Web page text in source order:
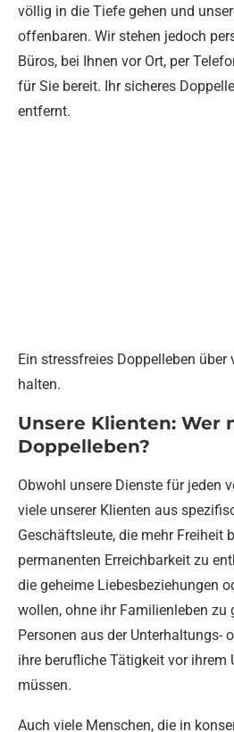
völlig in die Tiefe gehen und
offenbaren. Wir stehen jedoch
Büros, bei Ihnen vor Ort, per
für Sie bereit. Ihr sicheres
entfernt.
Ein stressfreies Doppelleben über
halten.
Unsere Klienten: Wer
Doppelleben?
Obwohl unsere Dienste für jeden
viele unserer Klienten aus
Geschäftsleute, die mehr Freiheit
permanenten Erreichbarkeit zu
die geheime Liebesbeziehungen
wollen, ohne ihr Familienleben zu
Personen aus der Unterhaltungs-
ihre berufliche Tätigkeit vor ihrem
müssen.
Auch viele Menschen, die in